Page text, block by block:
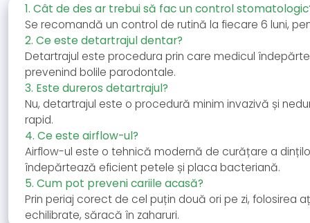
1. Cât de des ar trebui să fac un control
Se recomandă un control de rutină la fiecare 6 luni,
2. Ce este detartrajul dentar?
Detartrajul este procedura prin care medicul
prevenind bolile parodontale.
3. Este dureros detartrajul?
Nu, detartrajul este o procedură minim invazivă și
rapid.
4. Ce este airflow-ul?
Airflow-ul este o tehnică modernă de curățare a
îndepărtează eficient petele și placa bacteriană.
5. Cum pot preveni cariile acasă?
Prin periaj corect de cel puțin două ori pe zi, folosirea
echilibrate, săracă în zaharuri.